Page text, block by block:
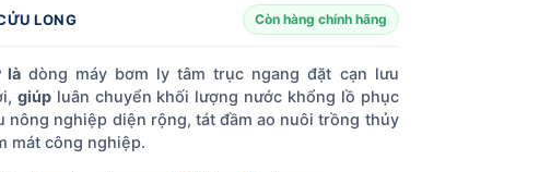
LONG Còn hàng chính hãng
làdòng máy bơm ly tâm trục ngang đặt cạn lưu
giúpluân chuyển khối lượng nước khổng lồ phục
nông nghiệp diện rộng, tát đầm ao nuôi trồng thủy
mát công nghiệp.